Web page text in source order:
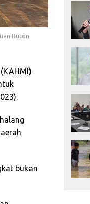
Buton
bukan